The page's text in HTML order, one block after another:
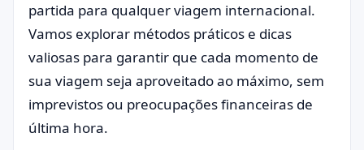
partida para qualquer viagem internacional.
Vamos explorar métodos práticos e dicas
valiosas para garantir que cada momento de
sua viagem seja aproveitado ao máximo, sem
imprevistos ou preocupações financeiras de
última hora.